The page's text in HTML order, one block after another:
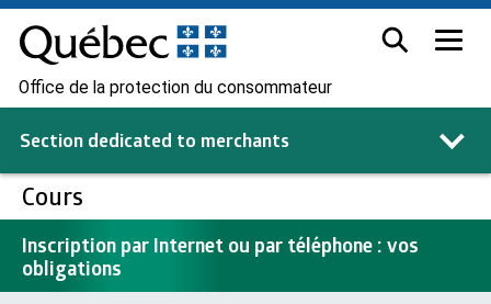
Office de la protection du consommateur
Section dedicated to merchants
Cours
Inscription par Internet ou par téléphone : vos
obligations